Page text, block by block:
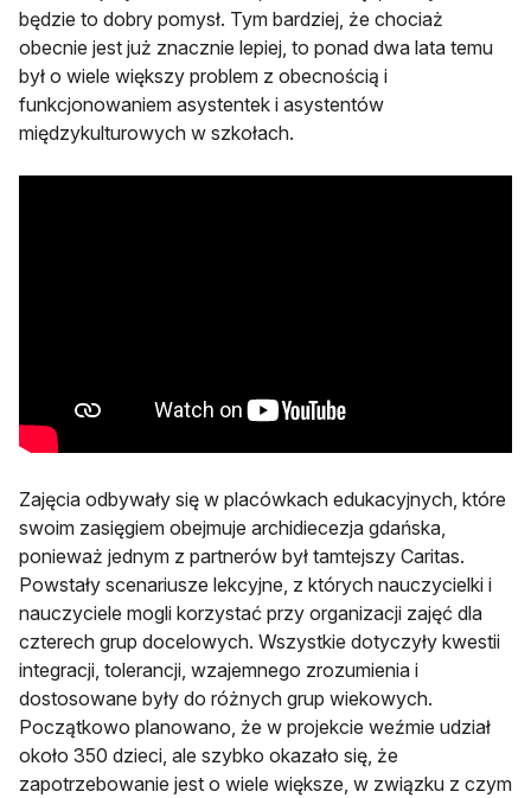
będzie to dobry pomysł. Tym bardziej, że chociaż
obecnie jest już znacznie lepiej, to ponad dwa lata temu
był o wiele większy problem z obecnością i
funkcjonowaniem asystentek i asystentów
międzykulturowych w szkołach.
Zajęcia odbywały się w placówkach edukacyjnych, które
swoim zasięgiem obejmuje archidiecezja gdańska,
ponieważ jednym z partnerów był tamtejszy Caritas.
Powstały scenariusze lekcyjne, z których nauczycielki i
nauczyciele mogli korzystać przy organizacji zajęć dla
czterech grup docelowych. Wszystkie dotyczyły kwestii
integracji, tolerancji, wzajemnego zrozumienia i
dostosowane były do różnych grup wiekowych.
Początkowo planowano, że w projekcie weźmie udział
około 350 dzieci, ale szybko okazało się, że
zapotrzebowanie jest o wiele większe, w związku z czym